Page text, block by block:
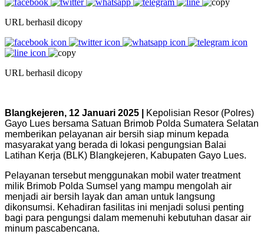
URL berhasil dicopy
URL berhasil dicopy
Blangkejeren, 12 Januari 2025 |
Kepolisian Resor (Polres)
Gayo Lues bersama Satuan Brimob Polda Sumatera Selatan
memberikan pelayanan air bersih siap minum kepada
masyarakat yang berada di lokasi pengungsian Balai
Latihan Kerja (BLK) Blangkejeren, Kabupaten Gayo Lues.
Pelayanan tersebut menggunakan mobil water treatment
milik Brimob Polda Sumsel yang mampu mengolah air
menjadi air bersih layak dan aman untuk langsung
dikonsumsi. Kehadiran fasilitas ini menjadi solusi penting
bagi para pengungsi dalam memenuhi kebutuhan dasar air
minum pascabencana.